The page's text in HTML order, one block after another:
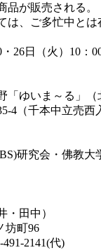
品が販売される。
、ご多忙中と
26日（火）10：
ゆいま～る」（
4（千本中立売
研究会・佛教大
田中）
坊町96
2141(代)